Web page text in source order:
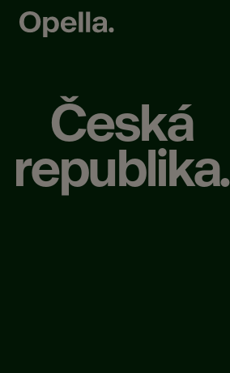
Česká
republika.